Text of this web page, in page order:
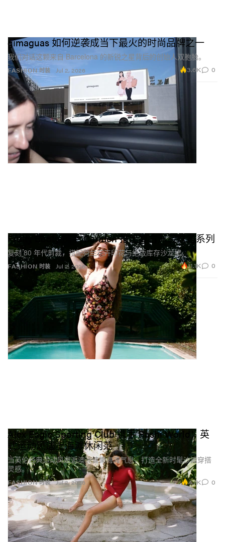
FASHION 时装
gimaguas 如何逆袭成当下最火的时尚品牌之一
我们对话这颗来自 Barcelona 的新锐之星背后的创始人双胞胎。
Jul 2, 2026 3.6K 0
FASHION 时装
Fruity Booty 携手 Carmen 推出复古泳装联名系列
复刻 80 年代剪裁，搭配荷兰花卉印花与绝版库存沙龙裙。
Jul 2, 2026 11.1K 0
FASHION 时装
Alex Eagle Sporting Club 携手 Rashi World：英
式运动风遇上海滩休闲范
当英伦经典运动风邂逅澳洲慵懒海滩气息，打造全新时髦沙滩穿搭
灵感。
Jul 2, 2026 4.7K 0